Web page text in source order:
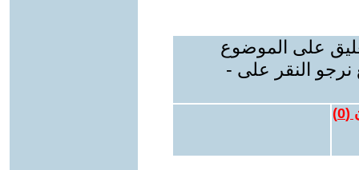
على الموضوع
نرجو النقر على -
(
0
)